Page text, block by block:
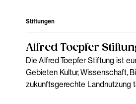
Stiftungen
Alfred Toepfer
Die Alfred Toepfer Stiftung ist
Gebieten Kultur, Wissenschaft,
zukunftsgerechte Landnutzung